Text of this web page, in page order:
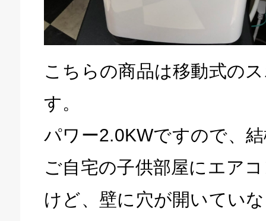
こちらの商品は移動式の
す。
パワー2.0KWですので、
ご自宅の子供部屋にエア
けど、壁に穴が開いてい